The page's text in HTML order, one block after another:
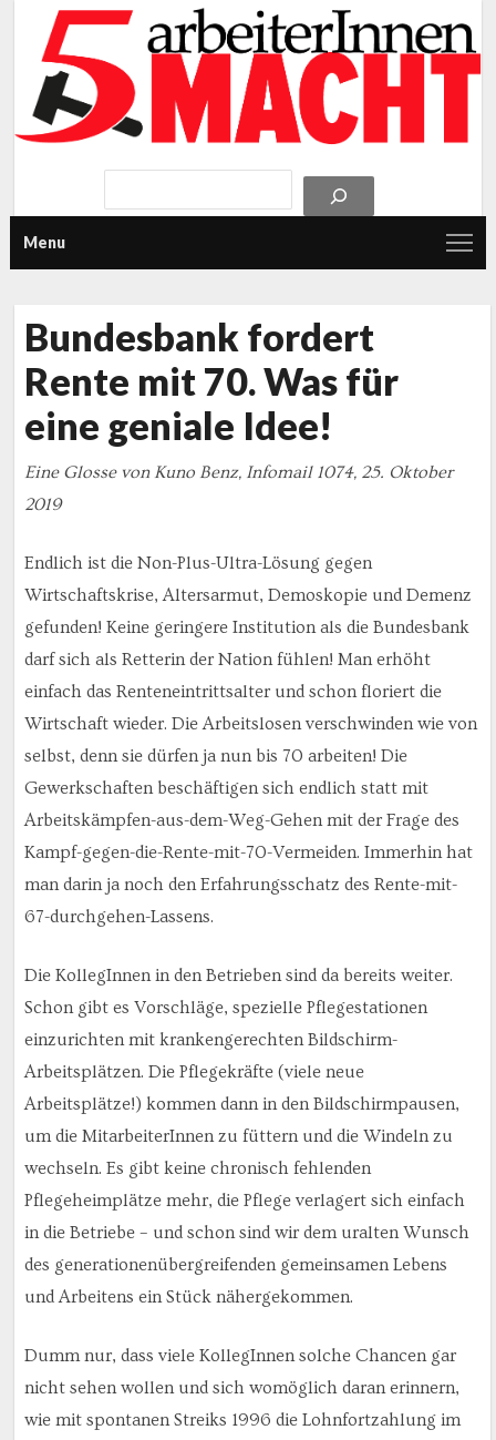
Menu
Bundesbank fordert
Rente mit 70. Was für
eine geniale Idee!
Eine Glosse von Kuno Benz, Infomail 1074, 25. Oktober
2019
Endlich ist die Non-Plus-Ultra-Lösung gegen
Wirtschaftskrise, Altersarmut, Demoskopie und Demenz
gefunden! Keine geringere Institution als die Bundesbank
darf sich als Retterin der Nation fühlen! Man erhöht
einfach das Renteneintrittsalter und schon floriert die
Wirtschaft wieder. Die Arbeitslosen verschwinden wie von
selbst, denn sie dürfen ja nun bis 70 arbeiten! Die
Gewerkschaften beschäftigen sich endlich statt mit
Arbeitskämpfen-aus-dem-Weg-Gehen mit der Frage des
Kampf-gegen-die-Rente-mit-70-Vermeiden. Immerhin hat
man darin ja noch den Erfahrungsschatz des Rente-mit-
67-durchgehen-Lassens.
Die KollegInnen in den Betrieben sind da bereits weiter.
Schon gibt es Vorschläge, spezielle Pflegestationen
einzurichten mit krankengerechten Bildschirm-
Arbeitsplätzen. Die Pflegekräfte (viele neue
Arbeitsplätze!) kommen dann in den Bildschirmpausen,
um die MitarbeiterInnen zu füttern und die Windeln zu
wechseln. Es gibt keine chronisch fehlenden
Pflegeheimplätze mehr, die Pflege verlagert sich einfach
in die Betriebe – und schon sind wir dem uralten Wunsch
des generationenübergreifenden gemeinsamen Lebens
und Arbeitens ein Stück nähergekommen.
Dumm nur, dass viele KollegInnen solche Chancen gar
nicht sehen wollen und sich womöglich daran erinnern,
wie mit spontanen Streiks 1996 die Lohnfortzahlung im